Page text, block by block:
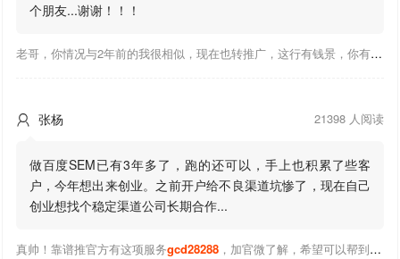
个朋友...谢谢！！！
老哥，你情况与2年前的我很相似，现在也转推广，这行有钱景，你有基础上手会比较快，不必担心。至于学竞价还是信息流哪个好，我是信息流广告入手，现在迷上靠谱推关注大神们的营销推广干货。有空你也可多泡下这站，真能学到不少东西；希望可以帮到你！
 张杨 21398 人阅读
做百度SEM已有3年多了，跑的还可以，手上也积累了些客
户，今年想出来创业。之前开户给不良渠道坑惨了，现在自己
创业想找个稳定渠道公司长期合作...
真帅！靠谱推官方有这项服务gcd28288，加官微了解，希望可以帮到你！